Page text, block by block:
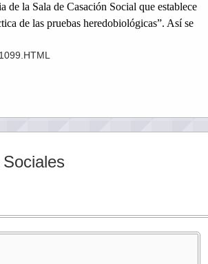
la Sala de Casación Social que establece
de las pruebas heredobiológicas”. Así se